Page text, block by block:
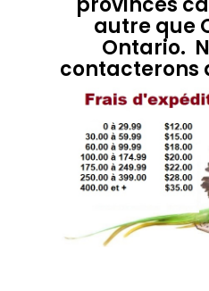
autre que
Ontario.
contacterons